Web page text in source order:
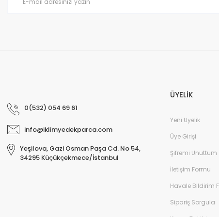
0(532) 054 69 61
info@iklimyedekparca.com
Yeşilova, Gazi Osman Paşa Cd. No 54,
34295 Küçükçekmece/İstanbul
ÜYELİK
Yeni Üyelik
Üye Girişi
Şifremi Unuttum
İletişim Formu
Havale Bildirim
Sipariş Sorgula